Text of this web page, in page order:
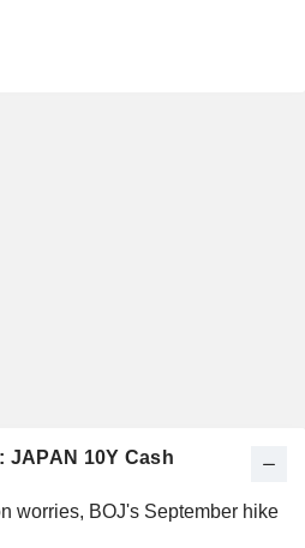
JAPAN 10Y Cash
worries, BOJ's September hike